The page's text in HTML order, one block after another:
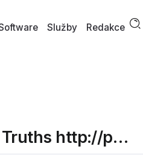
Služby Redakce
Truths http://p…